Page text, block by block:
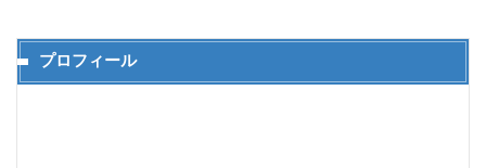
プロフィール